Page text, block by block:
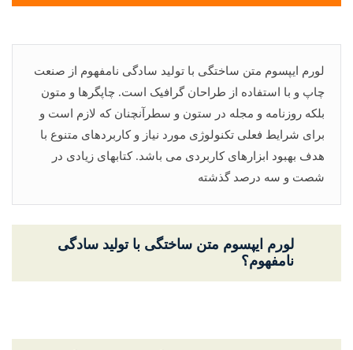
لورم ایپسوم متن ساختگی با تولید سادگی نامفهوم از صنعت
چاپ و با استفاده از طراحان گرافیک است. چاپگرها و متون
بلکه روزنامه و مجله در ستون و سطرآنچنان که لازم است و
برای شرایط فعلی تکنولوژی مورد نیاز و کاربردهای متنوع با
هدف بهبود ابزارهای کاربردی می باشد. کتابهای زیادی در
شصت و سه درصد گذشته
لورم ایپسوم متن ساختگی با تولید سادگی
نامفهوم؟